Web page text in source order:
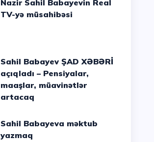
Nazir Sahil Babayevin Real
TV-yə müsahibəsi
Sahil Babayev ŞAD XƏBƏRİ
açıqladı – Pensiyalar,
maaşlar, müavinətlər
artacaq
Sahil Babayeva məktub
yazmaq